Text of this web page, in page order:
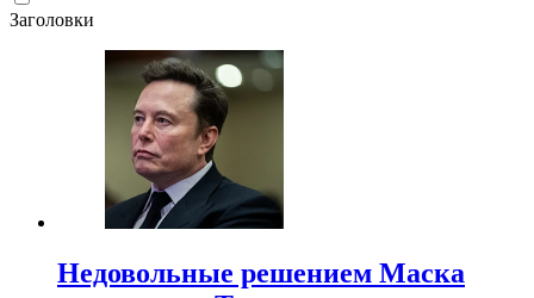
Заголовки
Недовольные решением Маска